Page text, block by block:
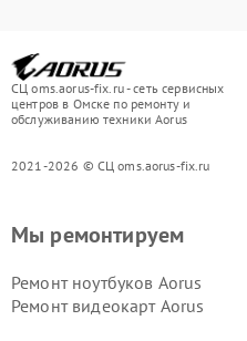
СЦ oms.aorus-fix.ru - сеть сервисных
центров в Омске по ремонту и
обслуживанию техники Aorus
2021-2026 © СЦ oms.aorus-fix.ru
Мы ремонтируем
Ремонт ноутбуков Aorus
Ремонт видеокарт Aorus